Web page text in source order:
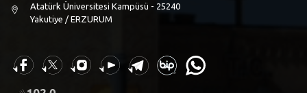
Atatürk Üniversitesi Kampüsü - 25240
Yakutiye / ERZURUM